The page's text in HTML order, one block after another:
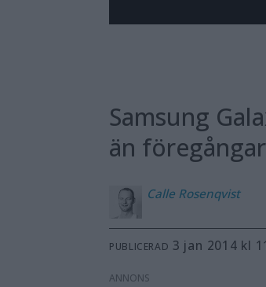
Samsung
än
Calle Rosenqvist
PUBLICERAD 3 jan 2014 kl
ANNONS